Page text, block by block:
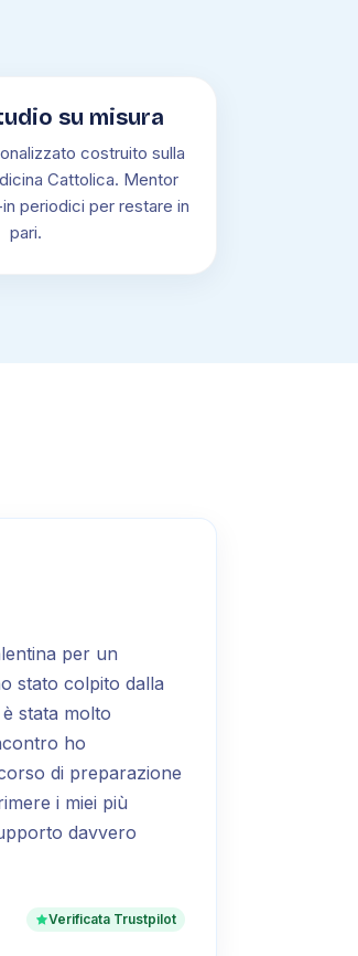
su misura
costruito sulla
Cattolica. Mentor
periodici per restare in
pari.
per un
stato colpito dalla
stata molto
ho
di preparazione
i miei più
davvero
Verificata Trustpilot